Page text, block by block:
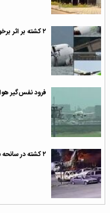
۲ کشته بر اثر برخورد هواپیمای باری امارات با خودروی فرودگاه و…
فرود نفس‌گیر
۲ کشته در سانحه سقوط هواپیما در تگزاس